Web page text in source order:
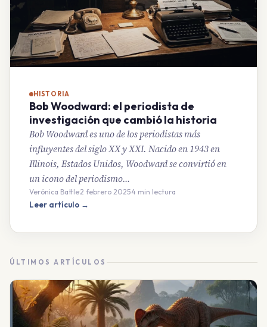
HISTORIA
Bob Woodward: el periodista de
investigación que cambió la historia
Bob Woodward es uno de los periodistas más
influyentes del siglo XX y XXI. Nacido en 1943 en
Illinois, Estados Unidos, Woodward se convirtió en
un icono del periodismo…
Verónica Battle·2 febrero 2025·4 min lectura
Leer artículo →
ÚLTIMOS ARTÍCULOS